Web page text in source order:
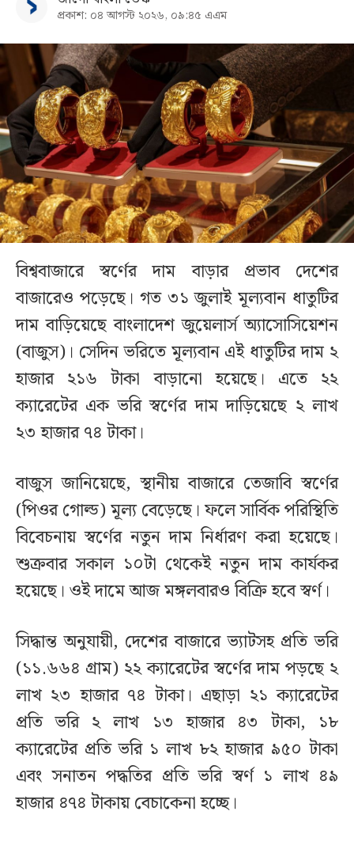
প্রকাশ: ০৪ আগস্ট ২০২৬, ০৯:৪৫ এএম
বিশ্ববাজারে স্বর্ণের দাম বাড়ার প্রভাব দেশের
বাজারেও পড়েছে। গত ৩১ জুলাই মূল্যবান ধাতুটির
দাম বাড়িয়েছে বাংলাদেশ জুয়েলার্স অ্যাসোসিয়েশন
(বাজুস)। সেদিন ভরিতে মূল্যবান এই ধাতুটির দাম ২
হাজার ২১৬ টাকা বাড়ানো হয়েছে। এতে ২২
ক্যারেটের এক ভরি স্বর্ণের দাম দাড়িয়েছে ২ লাখ
২৩ হাজার ৭৪ টাকা।
বাজুস জানিয়েছে, স্থানীয় বাজারে তেজাবি স্বর্ণের
(পিওর গোল্ড) মূল্য বেড়েছে। ফলে সার্বিক পরিস্থিতি
বিবেচনায় স্বর্ণের নতুন দাম নির্ধারণ করা হয়েছে।
শুক্রবার সকাল ১০টা থেকেই নতুন দাম কার্যকর
হয়েছে। ওই দামে আজ মঙ্গলবারও বিক্রি হবে স্বর্ণ।
সিদ্ধান্ত অনুযায়ী, দেশের বাজারে ভ্যাটসহ প্রতি ভরি
(১১.৬৬৪ গ্রাম) ২২ ক্যারেটের স্বর্ণের দাম পড়ছে ২
লাখ ২৩ হাজার ৭৪ টাকা। এছাড়া ২১ ক্যারেটের
প্রতি ভরি ২ লাখ ১৩ হাজার ৪৩ টাকা, ১৮
ক্যারেটের প্রতি ভরি ১ লাখ ৮২ হাজার ৯৫০ টাকা
এবং সনাতন পদ্ধতির প্রতি ভরি স্বর্ণ ১ লাখ ৪৯
হাজার ৪৭৪ টাকায় বেচাকেনা হচ্ছে।